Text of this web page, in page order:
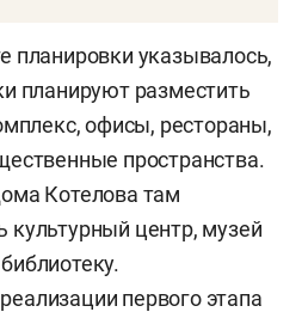
планировки указывалось,
планируют разместить
офисы, рестораны,
пространства.
Котелова там
культурный центр, музей
первого этапа